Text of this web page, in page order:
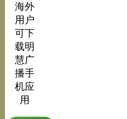
海外
用户
可下
载明
慧广
播手
机应
用